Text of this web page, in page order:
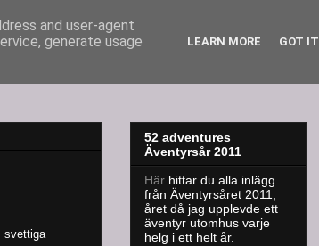
svettiga
52 adventures
Äventyrsår 2011
Här hittar du alla inlägg
från Äventyrsåret 2011,
året då jag upplevde ett
äventyr utomhus varje
helg i ett helt år.
and user-agent
generate usage
LEARN MORE GOT IT